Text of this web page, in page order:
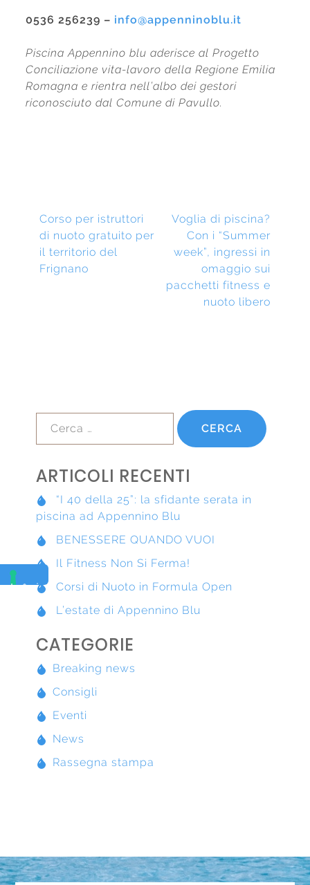
0536 256239 – info@appenninoblu.it
Piscina Appennino blu aderisce al Progetto
Conciliazione vita-lavoro della Regione Emilia
Romagna e rientra nell’albo dei gestori
riconosciuto dal Comune di Pavullo.
Navigazione
Articoli
Previous
post:
Corso per istruttori
di nuoto gratuito per
il territorio del
Frignano
Next
post:
Voglia di piscina?
Con i “Summer
week”, ingressi in
omaggio sui
pacchetti fitness e
nuoto libero
per:
ARTICOLI RECENTI
“I 40 della 25”: la sfidante serata in
piscina ad Appennino Blu
BENESSERE QUANDO VUOI
Il Fitness Non Si Ferma!
Corsi di Nuoto in Formula Open
L’estate di Appennino Blu
CATEGORIE
Breaking news
Consigli
Eventi
News
Rassegna stampa